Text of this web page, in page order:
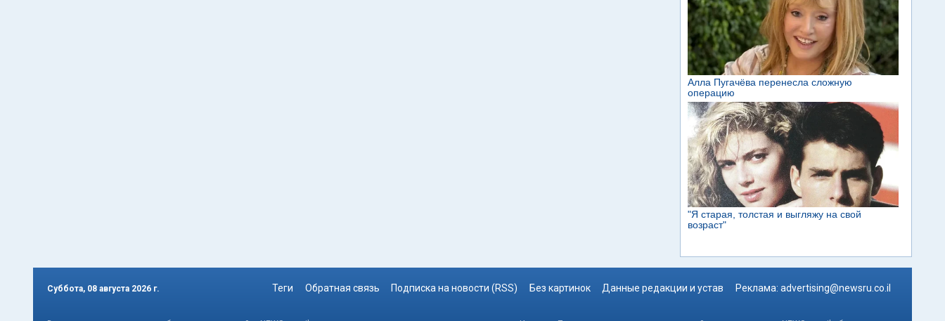
Суббота, 08 августа 2026 г. Теги Обратная связь Подписка на новости (RSS) Без картинок Данные редакции и устав Реклама: advertising@newsru.co.il